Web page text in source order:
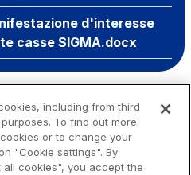
d'interesse
casse SIGMA.docx
including from third
To find out more
or to change your
"Cookie settings". By
cookies", you accept the